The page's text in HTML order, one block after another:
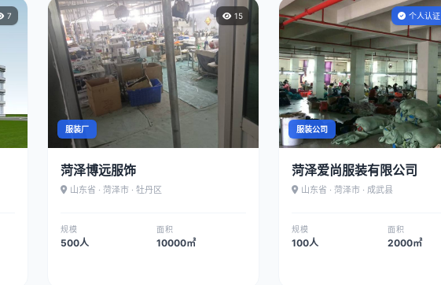
7 15
服装厂
菏泽博远服饰
山东省 · 菏泽市 · 牡丹区
规模
500人
面积
10000㎡
个人认证
服装公司
菏泽爱尚服装有限公司
山东省 · 菏泽市 · 成武县
规模
100人
面积
2000㎡